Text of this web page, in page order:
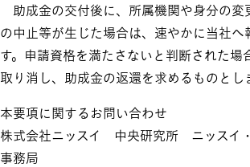
助成金の交付後に、所属機関や身分の変
の中止等が生じた場合は、速やかに当社へ
す。申請資格を満たさないと判断された場
取り消し、助成金の返還を求めるものとし
本要項に関するお問い合わせ
株式会社ニッスイ 中央研究所 ニッスイ
事務局